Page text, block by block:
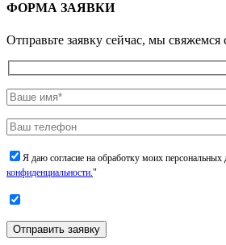
ФОРМА ЗАЯВКИ
Отправьте заявку сейчас, мы
Я даю согласие на обработку моих персональных
конфиденциальности."
Отправить заявку